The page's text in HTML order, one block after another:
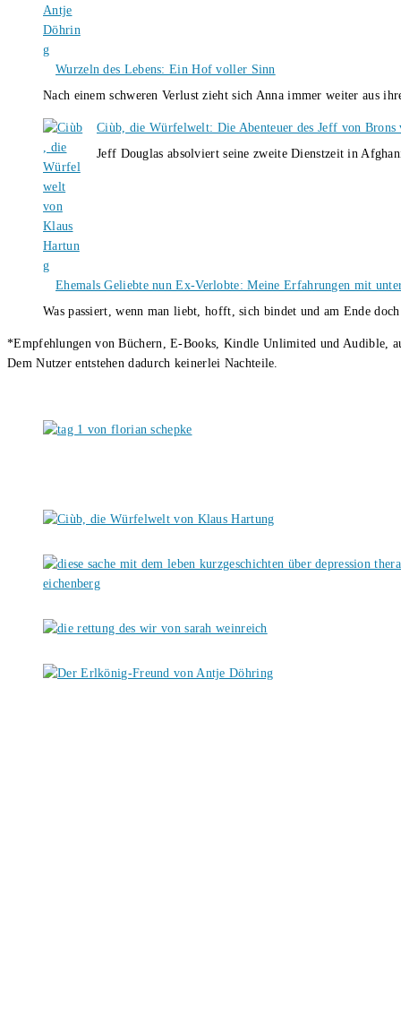
Wurzeln des Lebens: Ein Hof voller Sinn
Nach einem schweren Verlust zieht sich Anna immer weiter aus
Ciùb, die Würfelwelt: Die Abenteuer des Jeff von Brons
Jeff Douglas absolviert seine zweite Dienstzeit in
Ehemals Geliebte nun Ex-Verlobte: Meine Erfahrungen mit
Was passiert, wenn man liebt, hofft, sich bindet und am Ende
*Empfehlungen von Büchern, E-Books, Kindle Unlimited und Audible,
Dem Nutzer entstehen dadurch keinerlei Nachteile.